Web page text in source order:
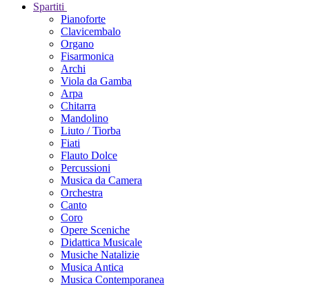
Spartiti
Pianoforte
Clavicembalo
Organo
Fisarmonica
Archi
Viola da Gamba
Arpa
Chitarra
Mandolino
Liuto / Tiorba
Fiati
Flauto Dolce
Percussioni
Musica da Camera
Orchestra
Canto
Coro
Opere Sceniche
Didattica Musicale
Musiche Natalizie
Musica Antica
Musica Contemporanea